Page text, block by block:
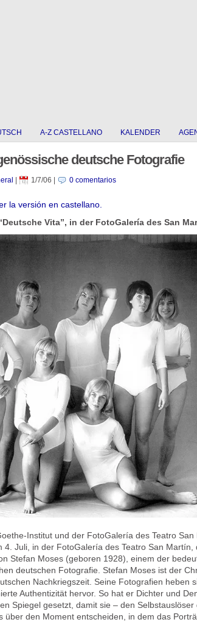
A-Z CASTELLANO KALENDER
deutsche Fotografie
1/7/06 0 comentarios
la versión en castellano.
Vita”, in der FotoGalería des San
Institut und der FotoGalería des Teatro
4. Juli, in der FotoGalería des Teatro San Martín,
Stefan Moses (geboren 1928), einem der
deutschen Fotografie. Stefan Moses ist der
Nachkriegszeit. Seine Fotografien heben
Authentizität hervor. So hat er Dichter und
Spiegel gesetzt, damit sie – den Selbstauslöser
über den Moment entscheiden, in dem das